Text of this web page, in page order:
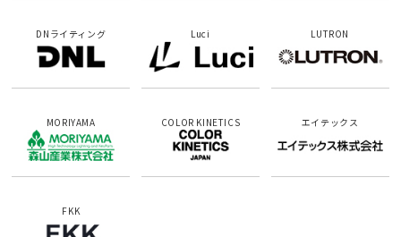
DNライティング Luci LUTRON
MORIYAMA COLOR KINETICS エイテックス
FKK